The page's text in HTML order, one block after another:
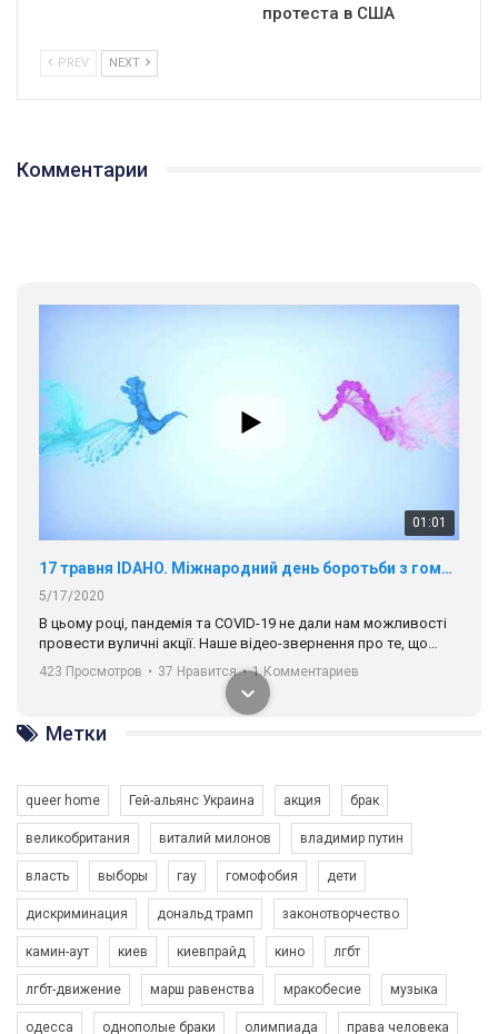
протеста в США
PREV NEXT
Комментарии
01:01
17 травня IDAHO. Міжнародний день боротьби з гомофобією трансфобією і біфобія.
5/17/2020
В цьому році, пандемія та COVІD-19 не дали нам можливості
провести вуличні акції. Наше відео-звернення про те, що
навіть коли ми у різних містах та не можемо зустрінеться, ми
разом. Ми закликаємо всіх хто поділяє цінності рівності та
солідарності, приєднатися до нас. Регіональні підрозділи
ГАУ є в 16 областях України.
Разом наш голос лунає гучніше!
423 Просмотров • 37 Нравится • 1 Комментариев
Зупинимо насильство проти ЛГБТ в Україні! Stop violence against LGBT in Ukraine!
6/30/2017
Метки
queer home Гей-альянс Украина акция брак
великобритания виталий милонов владимир путин
власть выборы гау гомофобия дети
дискриминация дональд трамп законотворчество
камин-аут киев киевпрайд кино лгбт
лгбт-движение марш равенства мракобесие музыка
одесса однополые браки олимпиада права человека